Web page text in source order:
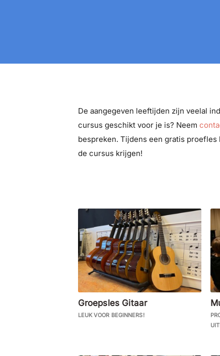
De aangegeven leeftijden zijn veelal
cursus geschikt voor je is? Neem
bespreken. Tijdens een gratis proefles
de cursus krijgen!
Groepsles Gitaar
LEUK VOOR BEGINNERS!